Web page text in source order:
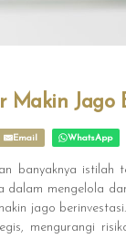
Jago
Email WhatsApp
banyaknya istilah
mengelola
jago
mengurangi